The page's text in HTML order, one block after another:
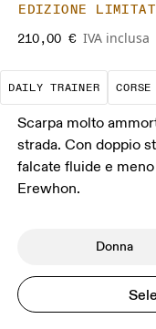
EDIZIONE
210,00 € IVA inclusa
DAILY TRAINER
La
Scarpa molto
strada. Con doppio
falcate fluide e
Erewhon.
Donna